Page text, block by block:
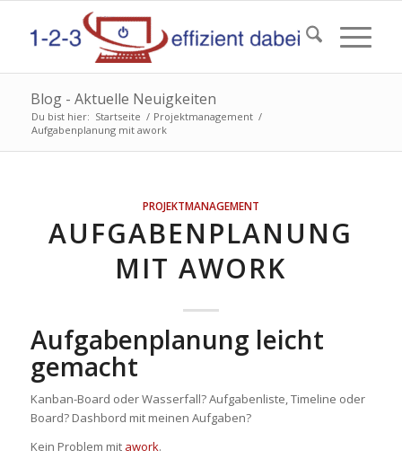
Blog - Aktuelle Neuigkeiten
Du bist hier: Startseite / Projektmanagement /
Aufgabenplanung mit awork
PROJEKTMANAGEMENT
AUFGABENPLANUNG
MIT AWORK
Aufgabenplanung leicht
gemacht
Kanban-Board oder Wasserfall? Aufgabenliste, Timeline oder
Board? Dashbord mit meinen Aufgaben?
Kein Problem mit awork.